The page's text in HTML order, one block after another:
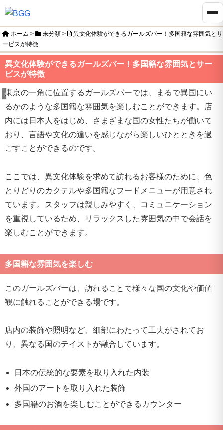
ホーム > 未分類 >
異文化体験ができるガールズバー！多国籍な雰囲気とサ
ービスが特徴
異文化体験ができるガールズバー！多国籍な雰囲気とサー
ビスが特徴
未分類
東京の一角に位置するガールズバーでは、まるで異国にい
るかのような多国籍な雰囲気を楽しむことができます。店
内には日本人をはじめ、さまざまな国の女性たちが働いて
おり、言語や文化の違いを感じながら楽しいひとときを過
ごすことができるのです。
ここでは、異文化体験を求めて訪れるお客様のために、色
とりどりのカクテルや多国籍なフードメニューが用意され
ています。スタッフは親しみやすく、コミュニケーション
を重視しているため、リラックスした雰囲気の中で会話を
楽しむことができます。
多国籍な雰囲気を楽しむ
このガールズバーは、訪れることで様々な国の文化や価値
観に触れることができる場です。
店内の装飾や照明など、細部にわたって工夫がされてお
り、異なる国のテイストが融合しています。
日本の伝統的な要素を取り入れた内装
外国のアートを取り入れた装飾
多国籍のお酒を楽しむことができるカウンター